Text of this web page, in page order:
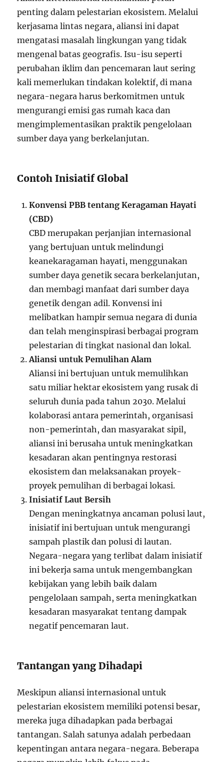
penting dalam pelestarian ekosistem. Melalui
kerjasama lintas negara, aliansi ini dapat
mengatasi masalah lingkungan yang tidak
mengenal batas geografis. Isu-isu seperti
perubahan iklim dan pencemaran laut sering
kali memerlukan tindakan kolektif, di mana
negara-negara harus berkomitmen untuk
mengurangi emisi gas rumah kaca dan
mengimplementasikan praktik pengelolaan
sumber daya yang berkelanjutan.
Contoh Inisiatif Global
Konvensi PBB tentang Keragaman Hayati
(CBD)
CBD merupakan perjanjian internasional
yang bertujuan untuk melindungi
keanekaragaman hayati, menggunakan
sumber daya genetik secara berkelanjutan,
dan membagi manfaat dari sumber daya
genetik dengan adil. Konvensi ini
melibatkan hampir semua negara di dunia
dan telah menginspirasi berbagai program
pelestarian di tingkat nasional dan lokal.
Aliansi untuk Pemulihan Alam
Aliansi ini bertujuan untuk memulihkan
satu miliar hektar ekosistem yang rusak di
seluruh dunia pada tahun 2030. Melalui
kolaborasi antara pemerintah, organisasi
non-pemerintah, dan masyarakat sipil,
aliansi ini berusaha untuk meningkatkan
kesadaran akan pentingnya restorasi
ekosistem dan melaksanakan proyek-
proyek pemulihan di berbagai lokasi.
Inisiatif Laut Bersih
Dengan meningkatnya ancaman polusi laut,
inisiatif ini bertujuan untuk mengurangi
sampah plastik dan polusi di lautan.
Negara-negara yang terlibat dalam inisiatif
ini bekerja sama untuk mengembangkan
kebijakan yang lebih baik dalam
pengelolaan sampah, serta meningkatkan
kesadaran masyarakat tentang dampak
negatif pencemaran laut.
Tantangan yang Dihadapi
Meskipun aliansi internasional untuk
pelestarian ekosistem memiliki potensi besar,
mereka juga dihadapkan pada berbagai
tantangan. Salah satunya adalah perbedaan
kepentingan antara negara-negara. Beberapa